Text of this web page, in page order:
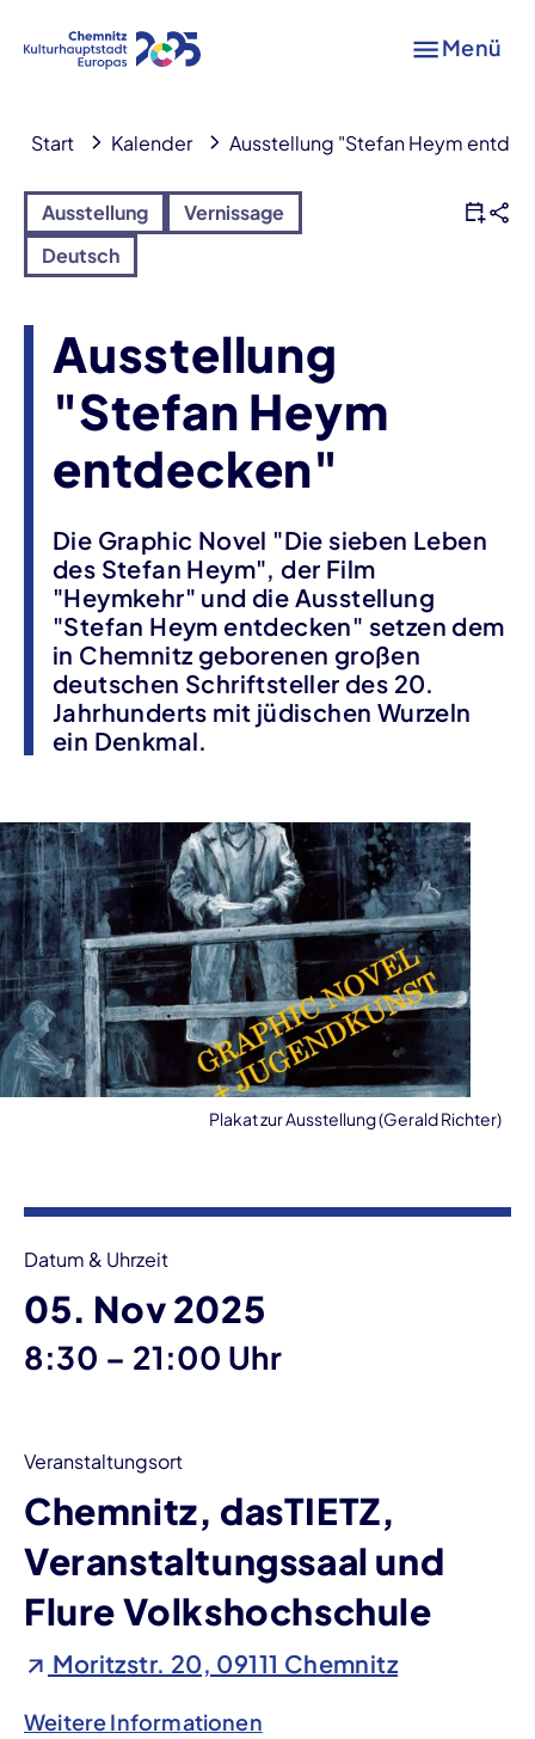
Menü
Start Kalender Ausstellung "Stefan Heym
Ausstellung
Vernissage
Deutsch
Ausstellung
"Stefan Heym
entdecken"
Die Graphic Novel "Die sieben Leben
des Stefan Heym", der Film
"Heymkehr" und die Ausstellung
"Stefan Heym entdecken" setzen dem
in Chemnitz geborenen großen
deutschen Schriftsteller des 20.
Jahrhunderts mit jüdischen Wurzeln
ein Denkmal.
Plakat zur Ausstellung (Gerald Richter)
Datum & Uhrzeit
05. Nov 2025
8:30 – bis
21:00 Uhr
Veranstaltungsort
Chemnitz, dasTIETZ,
Veranstaltungssaal und
Flure Volkshochschule
Moritzstr. 20, 09111 Chemnitz
Weitere Informationen